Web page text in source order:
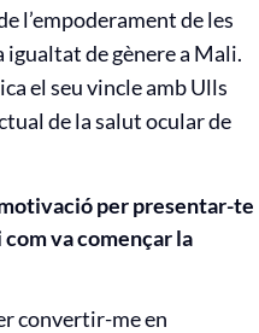
l’empoderament de les
de gènere a Mali.
el seu vincle amb Ulls
de la salut ocular de
per presentar-te
va començar la
convertir-me en